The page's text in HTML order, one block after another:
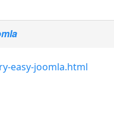
easy-joomla.html